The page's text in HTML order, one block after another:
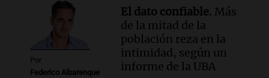
Por
Federico Albarenque
El dato confiable. Más
de la mitad de la
población reza en la
intimidad, según un
informe de la UBA